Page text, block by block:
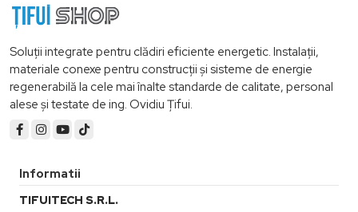
Soluții integrate pentru clădiri eficiente energetic. Instalații,
materiale conexe pentru construcții și sisteme de energie
regenerabilă la cele mai înalte standarde de calitate, personal
alese și testate de ing. Ovidiu Țifui.
Informatii
TIFUITECH S.R.L.